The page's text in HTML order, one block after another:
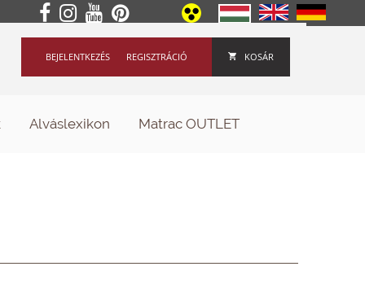
KOSÁR
REGISZTRÁCIÓ
BEJELENTKEZÉS
Alváslexikon Matrac OUTLET